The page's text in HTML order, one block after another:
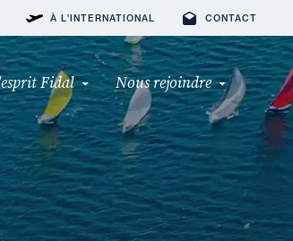
À L'INTERNATIONAL CONTACT
L'esprit Fidal Nous rejoindre